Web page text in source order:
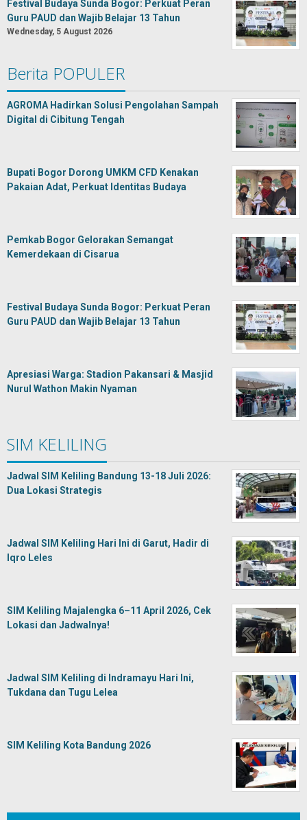
Festival Budaya Sunda Bogor: Perkuat Peran
Guru PAUD dan Wajib Belajar 13 Tahun
Wednesday, 5 August 2026
Berita POPULER
AGROMA Hadirkan Solusi Pengolahan Sampah
Digital di Cibitung Tengah
Bupati Bogor Dorong UMKM CFD Kenakan
Pakaian Adat, Perkuat Identitas Budaya
Pemkab Bogor Gelorakan Semangat
Kemerdekaan di Cisarua
Festival Budaya Sunda Bogor: Perkuat Peran
Guru PAUD dan Wajib Belajar 13 Tahun
Apresiasi Warga: Stadion Pakansari & Masjid
Nurul Wathon Makin Nyaman
SIM KELILING
Jadwal SIM Keliling Bandung 13-18 Juli 2026:
Dua Lokasi Strategis
Jadwal SIM Keliling Hari Ini di Garut, Hadir di
Iqro Leles
SIM Keliling Majalengka 6–11 April 2026, Cek
Lokasi dan Jadwalnya!
Jadwal SIM Keliling di Indramayu Hari Ini,
Tukdana dan Tugu Lelea
SIM Keliling Kota Bandung 2026